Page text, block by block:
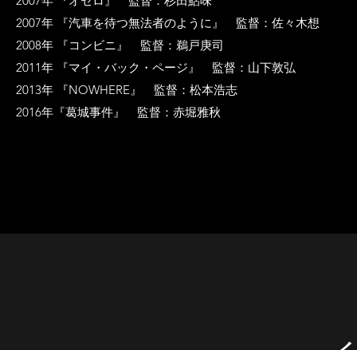
2007年 『汽車を待つ無法者のように』 監督：佐々木想
2008年 『コンビニ』 監督：鵜戸庚司
2011年 『マイ・バック・ページ』 監督：山下敦弘
2013年 『NOWHERE』 監督：松本浩志
2016年『葛城事件』 監督：赤堀雅秋